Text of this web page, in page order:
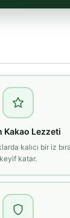
Kakao Lezzeti
kalıcı bir iz
keyif katar.